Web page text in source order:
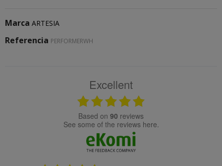
Marca ARTESIA
Referencia PERFORMERWH
Excellent
based on 90 reviews
see some of the reviews here.